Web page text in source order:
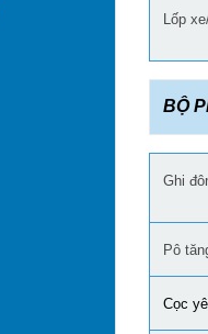
Lốp
BỘ
Ghi
Pô
Cọc